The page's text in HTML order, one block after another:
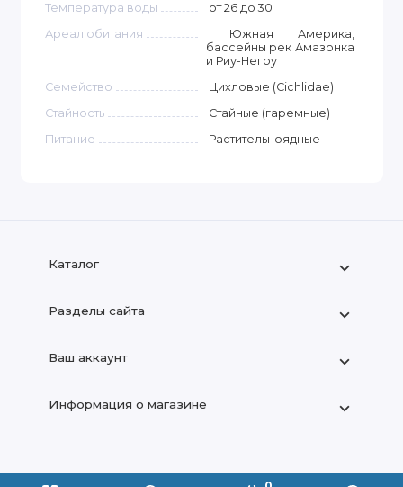
Температура воды
от 26 до 30
Ареал обитания
Южная Америка,
бассейны рек Амазонка
и Риу-Негру
Семейство
Цихловые (Cichlidae)
Стайность
Стайные (гаремные)
Питание
Растительноядные
Каталог
Разделы сайта
Ваш аккаунт
Информация о магазине